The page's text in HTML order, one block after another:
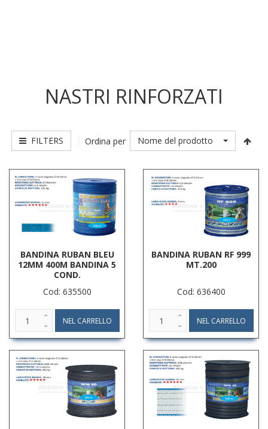
NASTRI RINFORZATI
FILTERS Ordina per Nome del prodotto
BANDINA RUBAN BLEU
12MM 400M BANDINA 5
COND.
Cod: 635500
BANDINA RUBAN RF 999
MT.200
Cod: 636400